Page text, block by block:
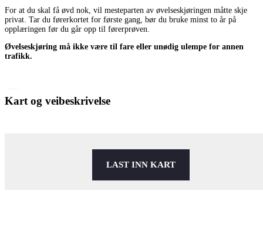
For at du skal få øvd nok, vil mesteparten av øvelseskjøringen måtte skje
privat. Tar du førerkortet for første gang, bør du bruke minst to år på
opplæringen før du går opp til førerprøven.
Øvelseskjøring må ikke være til fare eller unødig ulempe for annen
trafikk.
Kart og veibeskrivelse
LAST INN KART